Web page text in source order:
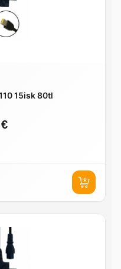
15isk 80tl